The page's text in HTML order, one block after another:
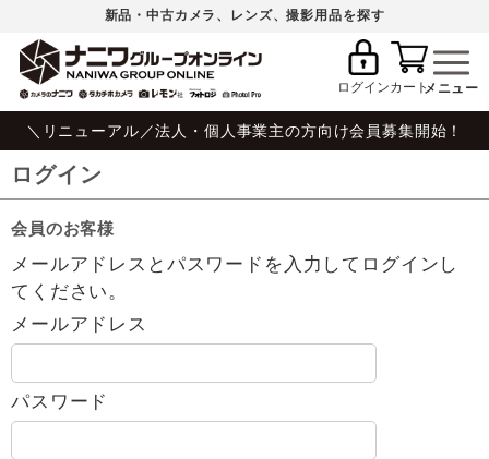
新品・中古カメラ、レンズ、撮影用品を探す
ログインカート
＼リニューアル／法人・個人事業主の方向け会員募集開始！
ログイン
会員のお客様
メールアドレスとパスワードを入力してログインし
てください。
メールアドレス
パスワード